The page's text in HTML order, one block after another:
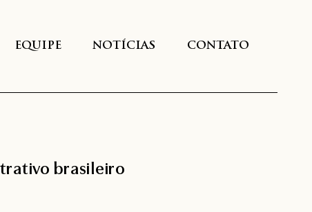
EQUIPE NOTÍCIAS CONTATO
brasileiro